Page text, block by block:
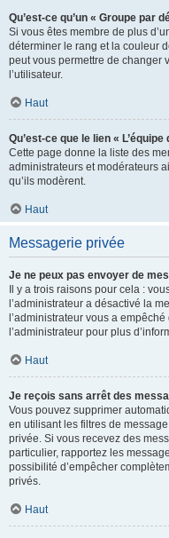
Qu’est-ce qu’un « Groupe par
Si vous êtes membre de plus
déterminer le rang et la couleur
peut vous permettre de changer
l’utilisateur.
Haut
Qu’est-ce que le lien «
Cette page donne la liste des
administrateurs et modérateurs
qu’ils modèrent.
Haut
Messagerie privée
Je ne peux pas envoyer de
Il y a trois raisons pour cela :
l’administrateur a désactivé la
l’administrateur vous a
l’administrateur pour plus
Haut
Je reçois sans arrêt des
Vous pouvez supprimer
en utilisant les filtres de
privée. Si vous recevez des
particulier, rapportez les
possibilité d’empêcher
privés.
Haut